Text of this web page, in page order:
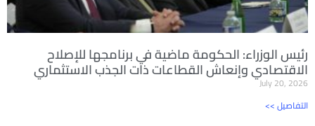
رئيس الوزراء: الحكومة ماضية في برنامجها للإصلاح
الاقتصادي وإنعاش القطاعات ذات الجذب الاستثماري
July 20, 2026
<< التفاصيل